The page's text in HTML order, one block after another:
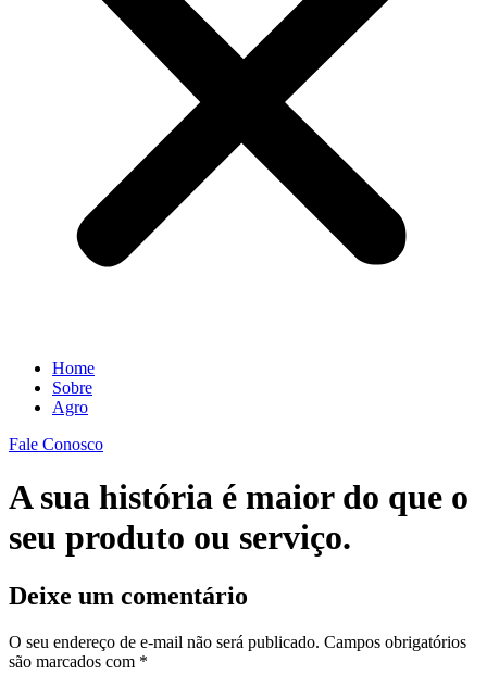
Home
Sobre
Agro
Fale Conosco
A sua história é maior do que o
seu produto ou serviço.
Deixe um comentário
O seu endereço de e-mail não será publicado. Campos obrigatórios
são marcados com *